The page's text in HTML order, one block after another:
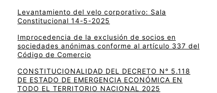
Levantamiento del velo corporativo: Sala
Constitucional 14-5-2025
Improcedencia de la exclusión de socios en
sociedades anónimas conforme al artículo 337 del
Código de Comercio
CONSTITUCIONALIDAD DEL DECRETO N° 5.118
DE ESTADO DE EMERGENCIA ECONÓMICA EN
TODO EL TERRITORIO NACIONAL 2025